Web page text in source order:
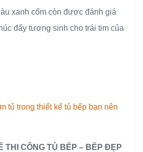
xanh cốm còn được đánh giá
đẩy tương sinh cho trái tim của
tủ trong thiết kế tủ bếp bạn nên
THI CÔNG TỦ BẾP – BẾP ĐẸP